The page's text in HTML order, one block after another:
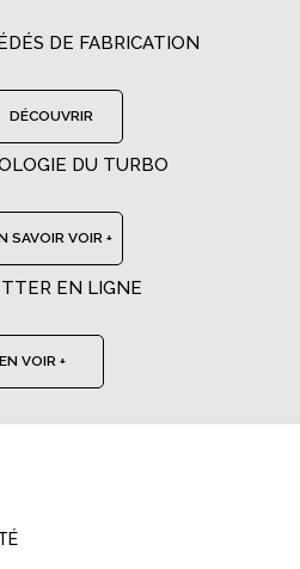
DE FABRICATION
DÉCOUVRIR
DU TURBO
SAVOIR VOIR +
EN LIGNE
EN VOIR +